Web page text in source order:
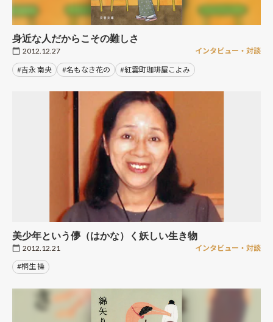
身近な人だからこその難しさ
2012.12.27 インタビュー・対談
#吉永 南央 #名もなき花の #紅雲町珈琲屋こよみ
美少年という儚（はかな）く妖しい生き物
2012.12.21 インタビュー・対談
#桐生 操